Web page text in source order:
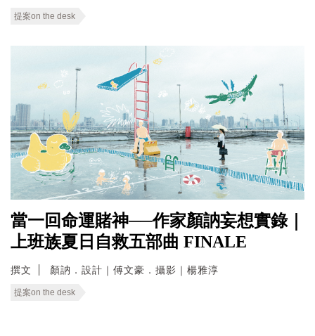
提案on the desk
當一回命運賭神──作家顏訥妄想實錄｜
上班族夏日自救五部曲 FINALE
撰文 顏訥．設計｜傅文豪．攝影｜楊雅淳
提案on the desk